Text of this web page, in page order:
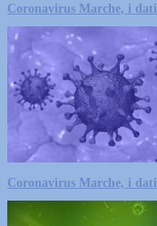
Coronavirus Marche, i
Coronavirus Marche, i